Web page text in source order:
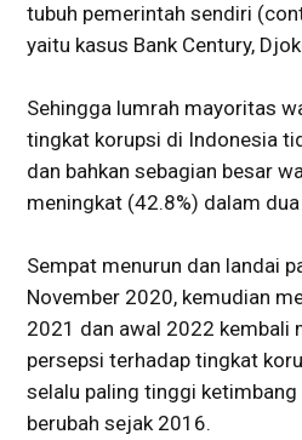
tubuh pemerintah sendiri
yaitu kasus Bank Century,
Sehingga lumrah mayoritas
tingkat korupsi di Indonesia
dan bahkan sebagian besar
meningkat (42.8%) dalam
Sempat menurun dan landai
November 2020, kemudian
2021 dan awal 2022 kembali
persepsi terhadap tingkat
selalu paling tinggi
berubah sejak 2016.